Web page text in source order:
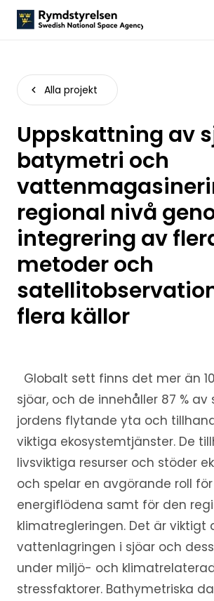
Alla projekt
Uppskattning av
batymetri och
regional nivå
integrering av
metoder och
flera källor
Globalt sett finns det mer än
sjöar, och de innehåller 87 %
jordens flytande yta och
viktiga ekosystemtjänster. De
livsviktiga resurser och stöder
och spelar en avgörande roll
energiflödena samt för den
klimatregleringen. Det är viktigt
vattenlagringen i sjöar och
under miljö- och
stressfaktorer. Bathymetriska